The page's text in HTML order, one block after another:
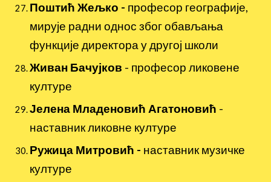
Поштић Жељко - професор географије,
мирује радни однос због обављања
функције директора у другој школи
Живан Бачујков - професор ликовене
културе
Јелена Младеновић Агатоновић -
наставник ликовне културе
Ружица Митровић - наставник музичке
културе